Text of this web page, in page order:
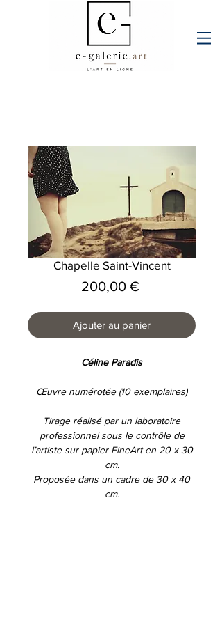
Chapelle Saint-Vincent
200,00 €Prix
Ajouter au panier
Céline Paradis
Œuvre numérotée (10 exemplaires)
Tirage réalisé par un laboratoire
professionnel sous le contrôle de
l’artistesur papier FineArten 20 x 30
cm.
Proposée dans un cadre de 30 x 40
cm.